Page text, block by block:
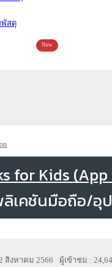
พัสดุ
New
for Kids
สิงหาคม 2566 ผู้เข้าชม :